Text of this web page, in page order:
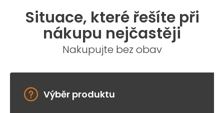
Situace, které řešíte při
nákupu nejčastěji
Nakupujte bez obav
Výběr produktu